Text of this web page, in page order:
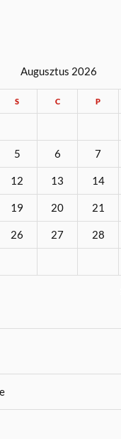
Augusztus 2026
S C P
5 6 7
12 13 14
19 20 21
26 27 28